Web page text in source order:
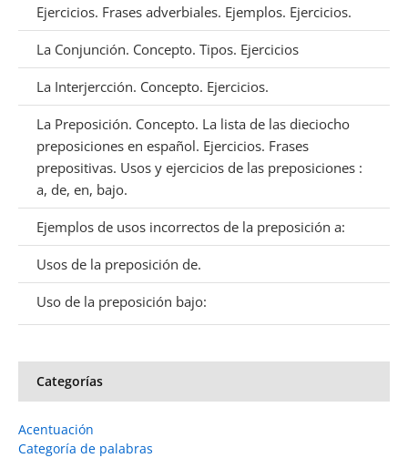
Ejercicios. Frases adverbiales. Ejemplos. Ejercicios.
La Conjunción. Concepto. Tipos. Ejercicios
La Interjercción. Concepto. Ejercicios.
La Preposición. Concepto. La lista de las dieciocho
preposiciones en español. Ejercicios. Frases
prepositivas. Usos y ejercicios de las preposiciones :
a, de, en, bajo.
Ejemplos de usos incorrectos de la preposición a:
Usos de la preposición de.
Uso de la preposición bajo:
Categorías
Acentuación
Categoría de palabras